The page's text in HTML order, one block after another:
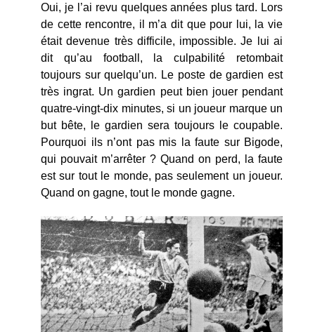
Oui, je l’ai revu quelques années plus tard. Lors
de cette rencontre, il m’a dit que pour lui, la vie
était devenue très difficile, impossible. Je lui ai
dit qu’au football, la culpabilité retombait
toujours sur quelqu’un. Le poste de gardien est
très ingrat. Un gardien peut bien jouer pendant
quatre-vingt-dix minutes, si un joueur marque un
but bête, le gardien sera toujours le coupable.
Pourquoi ils n’ont pas mis la faute sur Bigode,
qui pouvait m’arrêter ? Quand on perd, la faute
est sur tout le monde, pas seulement un joueur.
Quand on gagne, tout le monde gagne.